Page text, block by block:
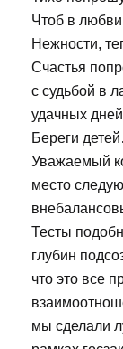
Чтоб в
Нежности,
Счастья
с судьбой в
удачных
Береги
Уважаемый
место
Тесты
глубин
что это все
мы сделали